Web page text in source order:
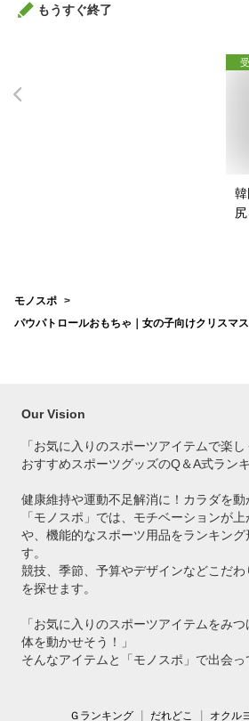
もうすぐ終了
モノスポ
パウパトロールおもちゃ｜女の子向けクリスマ
Our Vision
「お気に入りのスポーツアイテムで楽し
おすすめスポーツグッズのQ＆A式ラン
健康維持や運動不足解消に！カラダを動
「モノスポ」では、モチベーションが
や、機能的なスポーツ用品をランキング
す。
競技、季節、予算やデザインなどこだ
を探せます。
「お気に入りのスポーツアイテムをみ
体を動かせそう！」
そんなアイテムと「モノスポ」で出会っ
Ｇランキング だれどこ オクル